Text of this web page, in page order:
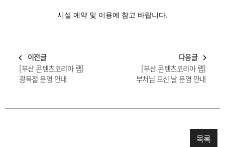
시설 예약 및 이용에 참고 바랍니다.
navigate_before 이전글
[부산 콘텐츠코리아 랩]
광복절 운영 안내
다음글 navigate_next
[부산 콘텐츠코리아 랩]
부처님 오신 날 운영 안내
목록